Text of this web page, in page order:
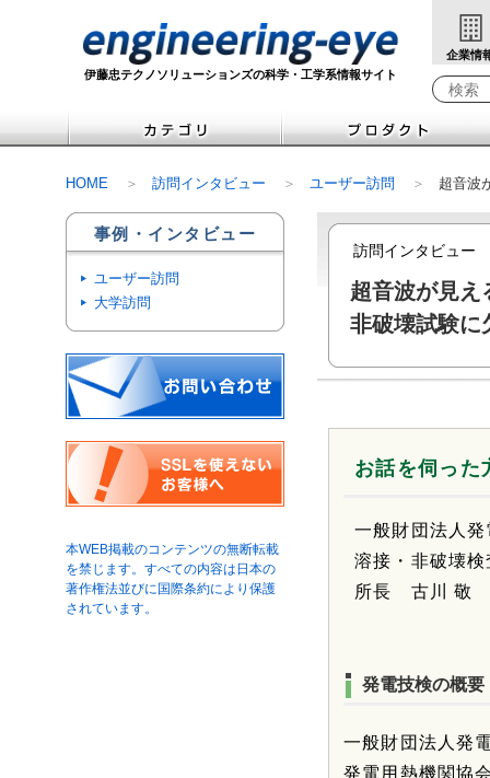
伊藤忠テクノソリューションズの科学・工学系情報サイト
企業情
Write
HOME 訪問インタビュー ユーザー訪問 超音波
事例・インタビュー
ユーザー訪問
大学訪問
本WEB掲載のコンテンツの無断転載
を禁じます。すべての内容は日本の
著作権法並びに国際条約により保護
されています。
訪問インタビュー
超音波が見え
非破壊試験に
お話を伺った
一般財団法人
溶接・非破壊
所長 古川 敬
発電技検の概要
一般財団法人発
発電用熱機関協